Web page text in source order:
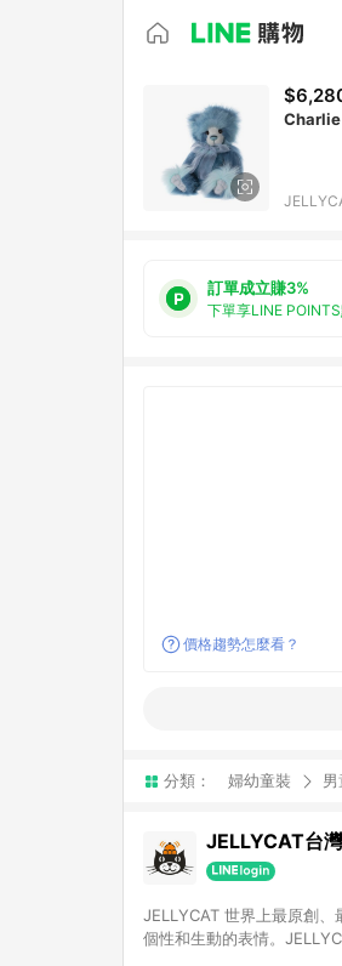
Charlie
訂單成立賺3%
下單享LINE
價格趨勢怎麼看？
分類： 婦幼童裝
JELLYCAT台
JELLYCAT 世界上最原創、最富創意、最療
個性和生動的表情。